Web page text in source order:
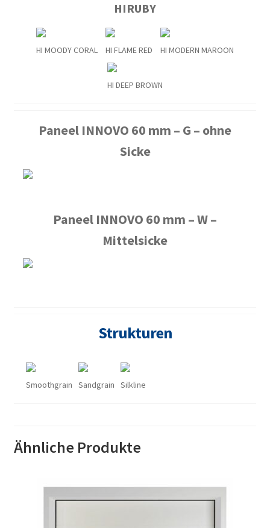
HIRUBY
HI MOODY CORAL HI FLAME RED HI MODERN MAROON
HI DEEP BROWN
Paneel INNOVO 60 mm – G – ohne
Sicke
Paneel INNOVO 60 mm – W –
Mittelsicke
Strukturen
Smoothgrain Sandgrain Silkline
Ähnliche Produkte